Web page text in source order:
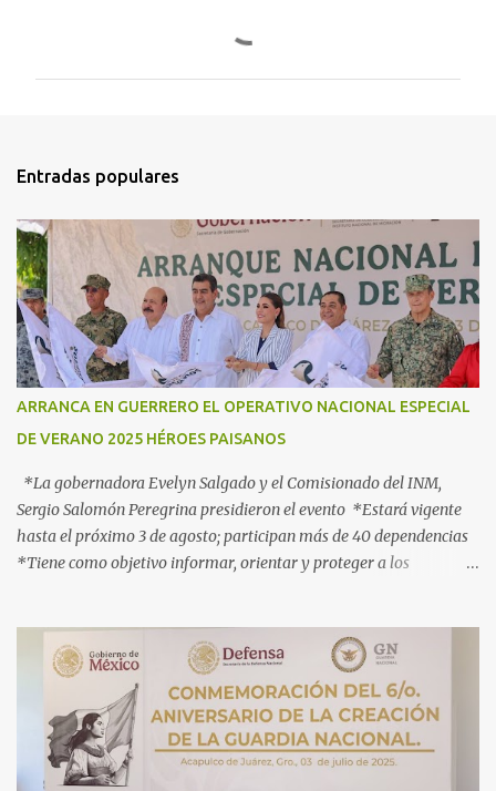
t
r
i
o
s
Entradas populares
ARRANCA EN GUERRERO EL OPERATIVO NACIONAL ESPECIAL
DE VERANO 2025 HÉROES PAISANOS
*La gobernadora Evelyn Salgado y el Comisionado del INM,
Sergio Salomón Peregrina presidieron el evento *Estará vigente
hasta el próximo 3 de agosto; participan más de 40 dependencias
*Tiene como objetivo informar, orientar y proteger a los
gobernadora Acapulco, Gro., 3 de julio de 2025.- Con el objetivo de
informar, orientar y proteger durante su ingreso, estancia y
tránsito por el territorio nacional a los migrantes que retornan a
México durante esta temporada de verano, la gobernadora Evelyn
Salgado Pineda y el comisionado del Instituto Nacional de
Migración (INM), Sergio Salomón Céspedes Peregrina, dieron el